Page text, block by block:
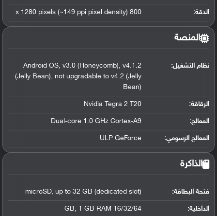
الدقة: 800 x 1280 pixels (~149 ppi pixel density)
المنصة
نظام التشغيل:
Android OS, v3.0 (Honeycomb), v4.1.2
(Jelly Bean), not upgradable to v4.2 (Jelly
Bean)
الرقاقة:
Nvidia Tegra 2 T20
المعالج:
Dual-core 1.0 GHz Cortex-A9
المعالج الرسومي:
ULP GeForce
الذاكرة
فتحة البطاقة: microSD, up to 32 GB (dedicated slot)
الداخلية: 16/32/64 GB, 1 GB RAM